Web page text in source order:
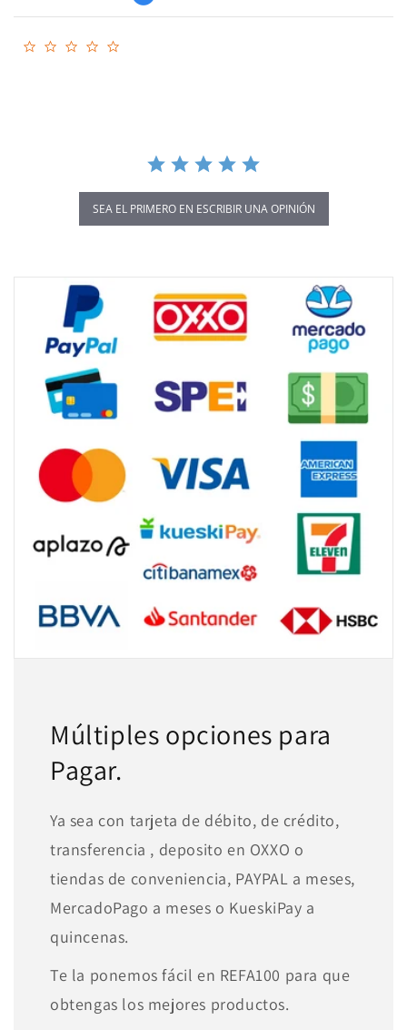
SEA EL PRIMERO EN ESCRIBIR UNA OPINIÓN
Múltiples opciones para
Pagar.
Ya sea con tarjeta de débito, de crédito,
transferencia , deposito en OXXO o
tiendas de conveniencia, PAYPAL a meses,
MercadoPago a meses o KueskiPay a
quincenas.
Te la ponemos fácil en REFA100 para que
obtengas los mejores productos.